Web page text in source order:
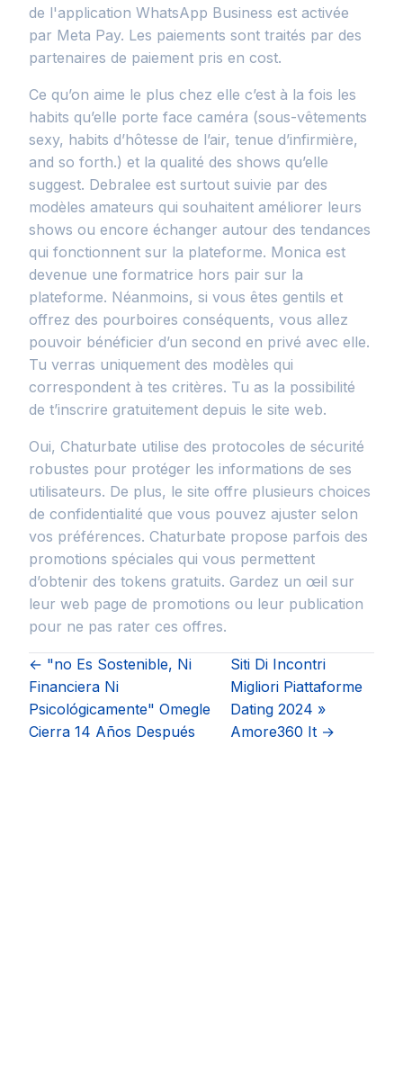
de l'application WhatsApp Business est activée
par Meta Pay. Les paiements sont traités par des
partenaires de paiement pris en cost.
Ce qu’on aime le plus chez elle c’est à la fois les
habits qu’elle porte face caméra (sous-vêtements
sexy, habits d’hôtesse de l’air, tenue d’infirmière,
and so forth.) et la qualité des shows qu’elle
suggest. Debralee est surtout suivie par des
modèles amateurs qui souhaitent améliorer leurs
shows ou encore échanger autour des tendances
qui fonctionnent sur la plateforme. Monica est
devenue une formatrice hors pair sur la
plateforme. Néanmoins, si vous êtes gentils et
offrez des pourboires conséquents, vous allez
pouvoir bénéficier d’un second en privé avec elle.
Tu verras uniquement des modèles qui
correspondent à tes critères. Tu as la possibilité
de t’inscrire gratuitement depuis le site web.
Oui, Chaturbate utilise des protocoles de sécurité
robustes pour protéger les informations de ses
utilisateurs. De plus, le site offre plusieurs choices
de confidentialité que vous pouvez ajuster selon
vos préférences. Chaturbate propose parfois des
promotions spéciales qui vous permettent
d’obtenir des tokens gratuits. Gardez un œil sur
leur web page de promotions ou leur publication
pour ne pas rater ces offres.
← "no Es Sostenible, Ni
Financiera Ni
Psicológicamente" Omegle
Cierra 14 Años Después
Siti Di Incontri
Migliori Piattaforme
Dating 2024 »
Amore360 It →